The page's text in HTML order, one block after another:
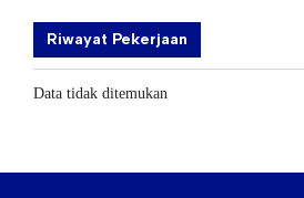
Riwayat Pekerjaan
Data tidak ditemukan